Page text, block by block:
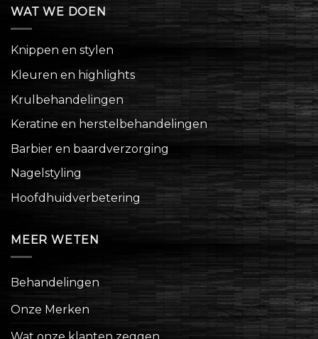
WAT WE DOEN
Knippen en stylen
Kleuren en highlights
Krulbehandelingen
Keratine en herstelbehandelingen
Barbier en baardverzorging
Nagelstyling
Hoofdhuidverbetering
MEER WETEN
Behandelingen
Onze Merken